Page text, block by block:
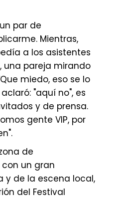
par de
Mientras,
a los asistentes
una pareja mirando
miedo, eso se lo
"aquí no", es
y de prensa.
gente VIP, por
de
un gran
y de la escena local,
del Festival